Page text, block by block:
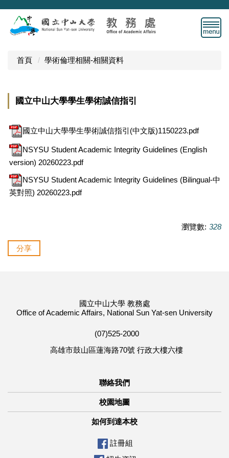
跳
主
首頁 學術倫理相關-相關資料
國立中山大學學生學術誠信指引
國立中山大學學生學術誠信指引(中文版)1150223.pdf
NSYSU Student Academic Integrity Guidelines (English
version) 20260223.pdf
NSYSU Student Academic Integrity Guidelines (Bilingual-中
英對照) 20260223.pdf
瀏覽數: 328
分享
國立中山大學 教務處
Office of Academic Affairs, National Sun Yat-sen University
(07)525-2000
高雄市鼓山區蓮海路70號 行政大樓六樓
聯絡我們
校園地圖
如何到達本校
註冊組